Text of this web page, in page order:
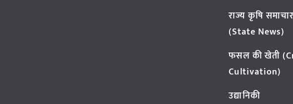
राज्य कृषि समाचार
(State News)
फसल की खेती
Cultivation)
उद्यानिकी